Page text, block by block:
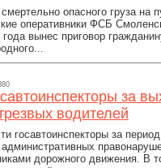
смертельно опасного груза на
оперативники ФСБ
вынес приговор
за
водителей
госавтоинспекторы за
дорожного движения. В